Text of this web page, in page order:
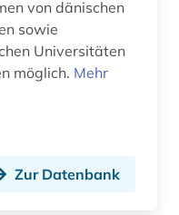
von dänischen
sowie
Universitäten
möglich. Mehr
Zur Datenbank